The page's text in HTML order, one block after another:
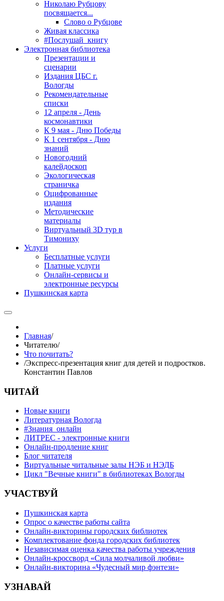
Николаю Рубцову
посвящается...
Слово о Рубцове
Живая классика
#Послушай_книгу
Электронная библиотека
Презентации и
сценарии
Издания ЦБС г.
Вологды
Рекомендательные
списки
12 апреля - День
космонавтики
К 9 мая - Дню Победы
К 1 сентября - Дню
знаний
Новогодний
калейдоскоп
Экологическая
страничка
Оцифрованные
издания
Методические
материалы
Виртуальный 3D тур в
Тимониху
Услуги
Бесплатные услуги
Платные услуги
Онлайн-сервисы и
электронные ресурсы
Пушкинская карта
Главная/
Читателю/
Что почитать?
/Экспресс-презентация книг для детей и подростков.
Константин Павлов
ЧИТАЙ
Новые книги
Литературная Вологда
#Знания_онлайн
ЛИТРЕС - электронные книги
Онлайн-продление книг
Блог читателя
Виртуальные читальные залы НЭБ и НЭДБ
Цикл "Вечные книги" в библиотеках Вологды
УЧАСТВУЙ
Пушкинская карта
Опрос о качестве работы сайта
Онлайн-викторины городских библиотек
Комплектование фонда городских библиотек
Независимая оценка качества работы учреждения
Онлайн-кроссворд «Сила молчаливой любви»
Онлайн-викторина «Чудесный мир фэнтези»
УЗНАВАЙ